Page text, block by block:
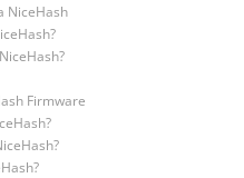
NiceHash
Firmware